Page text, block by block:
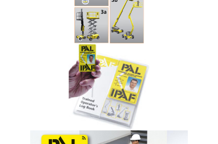
Die Schulung kann auf Anfrage auch in englischer
Sprache durchgeführt werden.
Hundrup Schulungsbroschüre hier herunterladen!
Was bedeutet IPAF Kategorie 3b?
Die IPAF-Kategorie3b
umfasst:
mobile Hubarbeitsbühnen
Arbeitsbühnen mit Ausleger